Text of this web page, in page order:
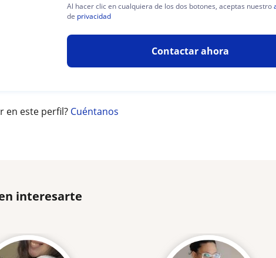
Al hacer clic en cualquiera de los dos botones, aceptas nuestro
de privacidad
Contactar ahora
en este perfil? Cuéntanos
interesarte